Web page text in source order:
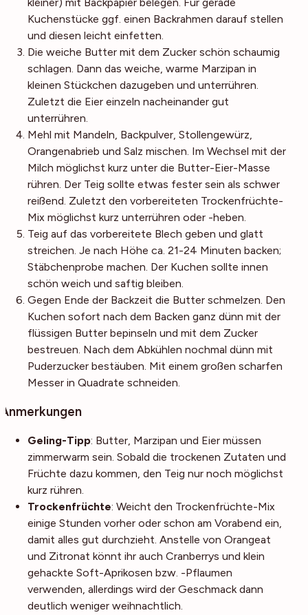
Kuchenstücke ggf. einen Backrahmen darauf stellen
und diesen leicht einfetten.
Die weiche Butter mit dem Zucker schön schaumig
schlagen. Dann das weiche, warme Marzipan in
kleinen Stückchen dazugeben und unterrühren.
Zuletzt die Eier einzeln nacheinander gut
unterrühren.
Mehl mit Mandeln, Backpulver, Stollengewürz,
Orangenabrieb und Salz mischen. Im Wechsel mit der
Milch möglichst kurz unter die Butter-Eier-Masse
rühren. Der Teig sollte etwas fester sein als schwer
reißend. Zuletzt den vorbereiteten Trockenfrüchte-
Mix möglichst kurz unterrühren oder -heben.
Teig auf das vorbereitete Blech geben und glatt
streichen. Je nach Höhe ca. 21-24 Minuten backen;
Stäbchenprobe machen. Der Kuchen sollte innen
schön weich und saftig bleiben.
Gegen Ende der Backzeit die Butter schmelzen. Den
Kuchen sofort nach dem Backen ganz dünn mit der
flüssigen Butter bepinseln und mit dem Zucker
bestreuen. Nach dem Abkühlen nochmal dünn mit
Puderzucker bestäuben. Mit einem großen scharfen
Messer in Quadrate schneiden.
Anmerkungen
Geling-Tipp: Butter, Marzipan und Eier müssen
zimmerwarm sein. Sobald die trockenen Zutaten und
Früchte dazu kommen, den Teig nur noch möglichst
kurz rühren.
Trockenfrüchte: Weicht den Trockenfrüchte-Mix
einige Stunden vorher oder schon am Vorabend ein,
damit alles gut durchzieht. Anstelle von Orangeat
und Zitronat könnt ihr auch Cranberrys und klein
gehackte Soft-Aprikosen bzw. -Pflaumen
verwenden, allerdings wird der Geschmack dann
deutlich weniger weihnachtlich.